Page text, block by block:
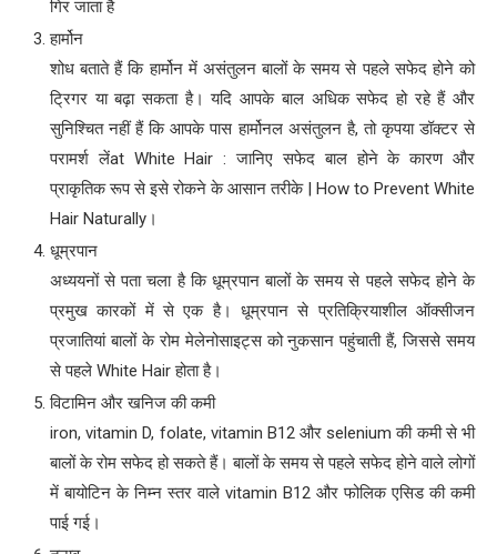
गिर जाता है
हार्मोन
शोध बताते हैं कि हार्मोन में असंतुलन बालों के समय से पहले सफेद होने को
ट्रिगर या बढ़ा सकता है। यदि आपके बाल अधिक सफेद हो रहे हैं और
सुनिश्चित नहीं हैं कि आपके पास हार्मोनल असंतुलन है, तो कृपया डॉक्टर से
परामर्श लेंat White Hair : जानिए सफेद बाल होने के कारण और
प्राकृतिक रूप से इसे रोकने के आसान तरीके | How to Prevent White
Hair Naturally।
धूम्रपान
अध्ययनों से पता चला है कि धूम्रपान बालों के समय से पहले सफेद होने के
प्रमुख कारकों में से एक है। धूम्रपान से प्रतिक्रियाशील ऑक्सीजन
प्रजातियां बालों के रोम मेलेनोसाइट्स को नुकसान पहुंचाती हैं, जिससे समय
से पहले White Hair होता है।
विटामिन और खनिज की कमी
iron, vitamin D, folate, vitamin B12 और selenium की कमी से भी
बालों के रोम सफेद हो सकते हैं। बालों के समय से पहले सफेद होने वाले लोगों
में बायोटिन के निम्न स्तर वाले vitamin B12 और फोलिक एसिड की कमी
पाई गई।